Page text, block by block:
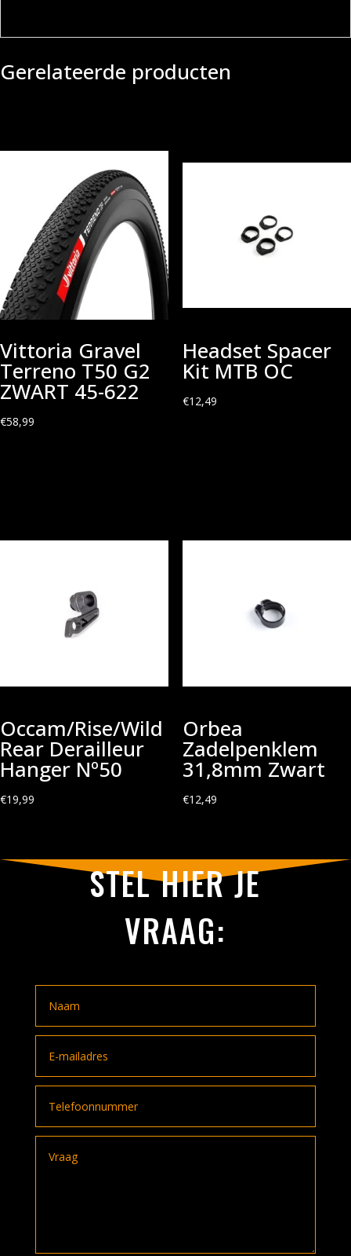
Gerelateerde producten
Vittoria Gravel
Terreno T50 G2
ZWART 45-622
€58,99
Headset Spacer
Kit MTB OC
€12,49
Occam/Rise/Wild
Rear Derailleur
Hanger Nº50
€19,99
Orbea
Zadelpenklem
31,8mm Zwart
€12,49
STEL HIER JE
VRAAG: